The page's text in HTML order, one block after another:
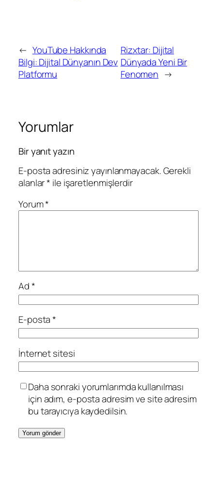
← YouTube Hakkında
Bilgi: Dijital Dünyanın Dev
Platformu
Rizxtar: Dijital
Dünyada Yeni Bir
Fenomen →
Yorumlar
Bir yanıt yazın
E-posta adresiniz yayınlanmayacak.Gerekli
alanlar* ile işaretlenmişlerdir
Yorum*
Ad*
E-posta*
İnternet sitesi
Daha sonraki yorumlarımda kullanılması
için adım, e-posta adresim ve site adresim
bu tarayıcıya kaydedilsin.